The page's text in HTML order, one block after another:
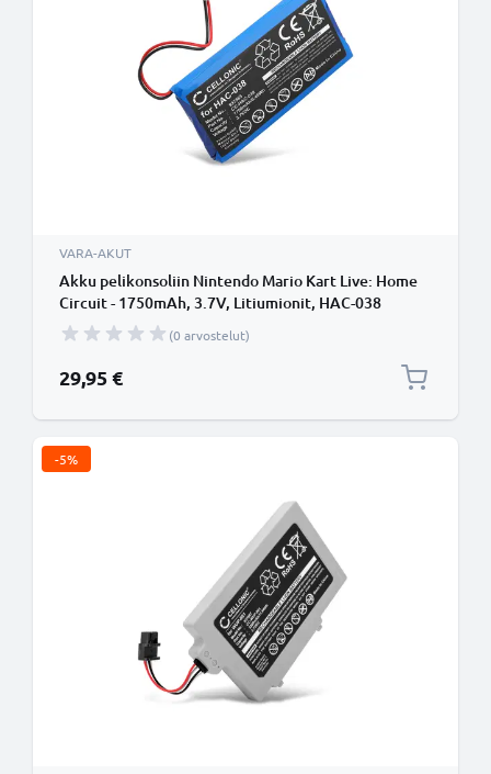
VARA-AKUT
Akku pelikonsoliin Nintendo Mario Kart Live: Home
Circuit - 1750mAh, 3.7V, Litiumionit, HAC-038
vaihtoakku
(0 arvostelut)
29,95 €
-5%